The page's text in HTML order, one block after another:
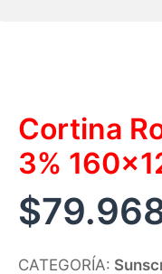
Cortina
3%
$
CATEGORÍA: